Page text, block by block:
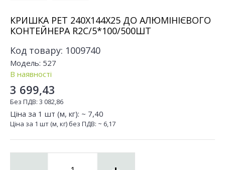
КРИШКА РЕТ 240Х144Х25 ДО АЛЮМІНІЄВОГО
КОНТЕЙНЕРА R2C/5*100/500ШТ
Код товару: 1009740
Модель: 527
В наявності
3 699,43
Без ПДВ: 3 082,86
Ціна за 1 шт (м, кг): ~ 7,40
Ціна за 1 шт (м, кг) без ПДВ: ~ 6,17